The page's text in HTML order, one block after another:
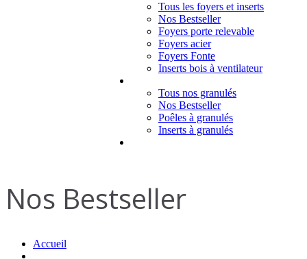
Tous les foyers et inserts
Nos Bestseller
Foyers porte relevable
Foyers acier
Foyers Fonte
Inserts bois à ventilateur
Tous nos granulés
Nos Bestseller
Poêles à granulés
Inserts à granulés
Nos Bestseller
Accueil